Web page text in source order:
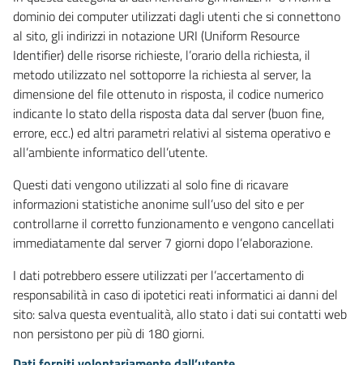
dominio dei computer utilizzati dagli utenti che si connettono
al sito, gli indirizzi in notazione URI (Uniform Resource
Identifier) delle risorse richieste, l’orario della richiesta, il
metodo utilizzato nel sottoporre la richiesta al server, la
dimensione del file ottenuto in risposta, il codice numerico
indicante lo stato della risposta data dal server (buon fine,
errore, ecc.) ed altri parametri relativi al sistema operativo e
all’ambiente informatico dell’utente.
Questi dati vengono utilizzati al solo fine di ricavare
informazioni statistiche anonime sull’uso del sito e per
controllarne il corretto funzionamento e vengono cancellati
immediatamente dal server 7 giorni dopo l’elaborazione.
I dati potrebbero essere utilizzati per l’accertamento di
responsabilità in caso di ipotetici reati informatici ai danni del
sito: salva questa eventualità, allo stato i dati sui contatti web
non persistono per più di 180 giorni.